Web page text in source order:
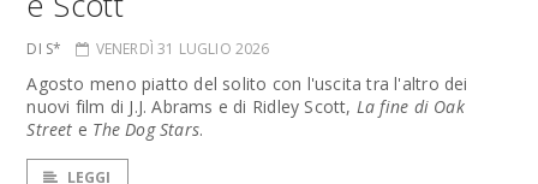
DI S* VENERDÌ 31 LUGLIO 2026
Agosto meno piatto del solito con l'uscita tra l'altro dei
nuovi film di J.J. Abrams e di Ridley Scott, La fine di Oak
Street e The Dog Stars.
LEGGI